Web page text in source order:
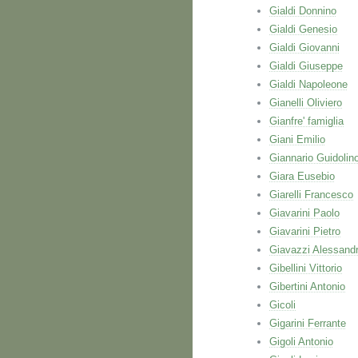
Gialdi Donnino
Gialdi Genesio
Gialdi Giovanni
Gialdi Giuseppe
Gialdi Napoleone
Gianelli Oliviero
Gianfre' famiglia
Giani Emilio
Giannario
Giara Eusebio
Giarelli Francesco
Giavarini Paolo
Giavarini Pietro
Giavazzi
Gibellini Vittorio
Gibertini Antonio
Gicoli
Gigarini Ferrante
Gigoli Antonio